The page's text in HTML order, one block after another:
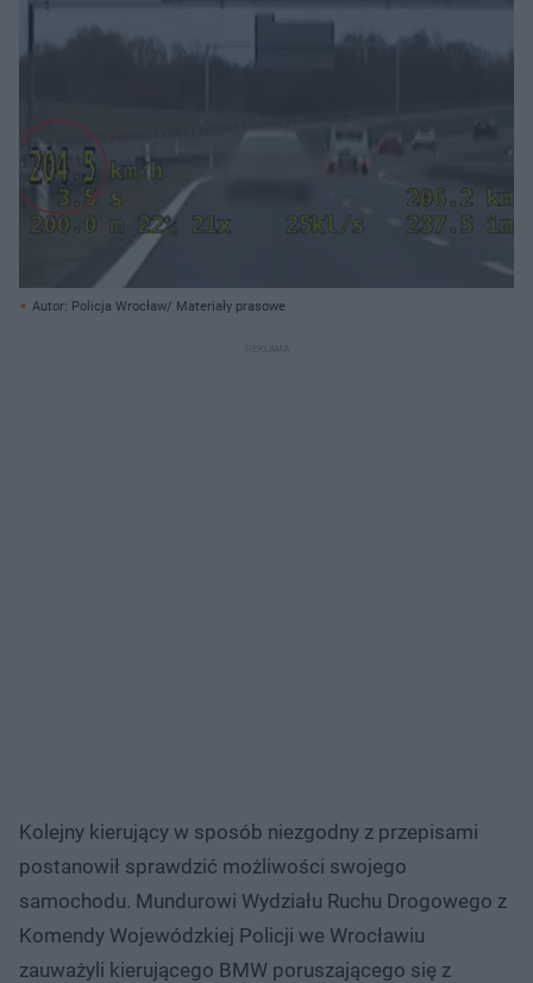
Autor: Policja Wrocław/ Materiały prasowe
Kolejny kierujący w sposób niezgodny z przepisami
postanowił sprawdzić możliwości swojego
samochodu. Mundurowi Wydziału Ruchu Drogowego z
Komendy Wojewódzkiej Policji we Wrocławiu
zauważyli kierującego BMW poruszającego się z